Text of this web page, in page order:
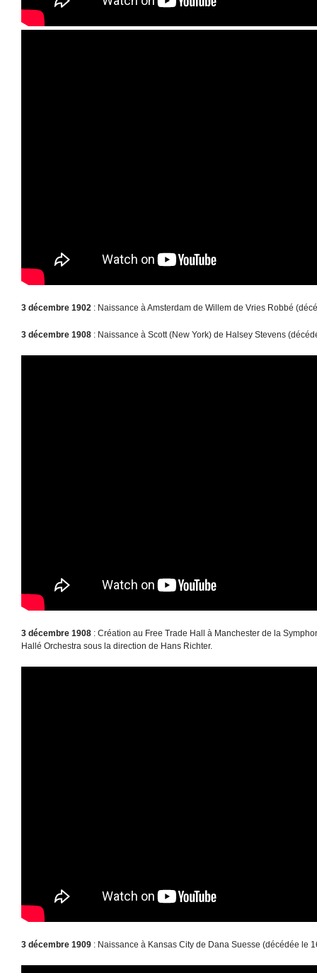
3 décembre 1902 : Naissance à Amsterdam de Willem de Vries Robbé
3 décembre 1908 : Naissance à Scott (New York) de Halsey Stevens
3 décembre 1908 : Création au Free Trade Hall à Manchester de la
Hallé Orchestra sous la direction de Hans Richter.
3 décembre 1909 : Naissance à Kansas City de Dana Suesse (décédée le